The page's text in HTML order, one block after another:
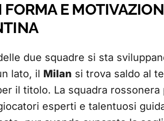
FORMA E
due squadre si sta
lato, il Milan si trova saldo al
il titolo. La squadra
esperti e talentuosi